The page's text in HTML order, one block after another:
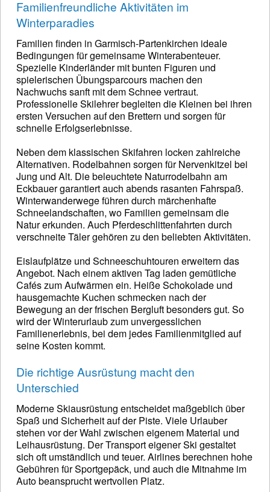
Familienfreundliche Aktivitäten im
Winterparadies
Familien finden in Garmisch-Partenkirchen ideale
Bedingungen für gemeinsame Winterabenteuer.
Spezielle Kinderländer mit bunten Figuren und
spielerischen Übungsparcours machen den
Nachwuchs sanft mit dem Schnee vertraut.
Professionelle Skilehrer begleiten die Kleinen bei ihren
ersten Versuchen auf den Brettern und sorgen für
schnelle Erfolgserlebnisse.
Neben dem klassischen Skifahren locken zahlreiche
Alternativen. Rodelbahnen sorgen für Nervenkitzel bei
Jung und Alt. Die beleuchtete Naturrodelbahn am
Eckbauer garantiert auch abends rasanten Fahrspaß.
Winterwanderwege führen durch märchenhafte
Schneelandschaften, wo Familien gemeinsam die
Natur erkunden. Auch Pferdeschlittenfahrten durch
verschneite Täler gehören zu den beliebten Aktivitäten.
Eislaufplätze und Schneeschuhtouren erweitern das
Angebot. Nach einem aktiven Tag laden gemütliche
Cafés zum Aufwärmen ein. Heiße Schokolade und
hausgemachte Kuchen schmecken nach der
Bewegung an der frischen Bergluft besonders gut. So
wird der Winterurlaub zum unvergesslichen
Familienerlebnis, bei dem jedes Familienmitglied auf
seine Kosten kommt.
Die richtige Ausrüstung macht den
Unterschied
Moderne Skiausrüstung entscheidet maßgeblich über
Spaß und Sicherheit auf der Piste. Viele Urlauber
stehen vor der Wahl zwischen eigenem Material und
Leihausrüstung. Der Transport eigener Ski gestaltet
sich oft umständlich und teuer. Airlines berechnen hohe
Gebühren für Sportgepäck, und auch die Mitnahme im
Auto beansprucht wertvollen Platz.